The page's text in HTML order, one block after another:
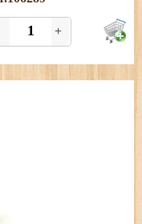
хватком) - 20 см,
+